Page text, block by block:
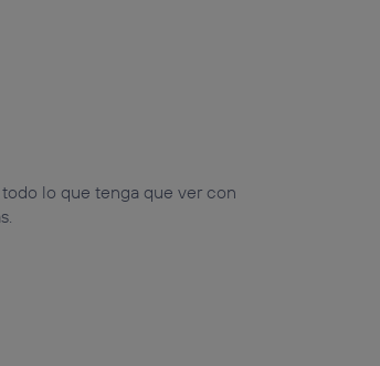
lo que tenga que ver con